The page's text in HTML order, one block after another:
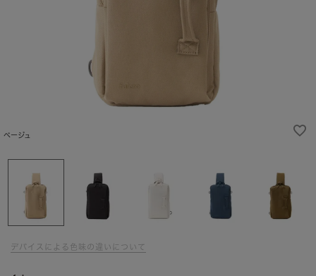
ベージュ
デバイスによる色味の違いについて